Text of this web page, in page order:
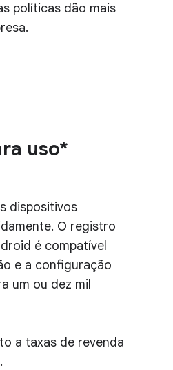
políticas dão mais
uso*
dispositivos
O registro
é compatível
e a configuração
um ou dez mil
a taxas de revenda